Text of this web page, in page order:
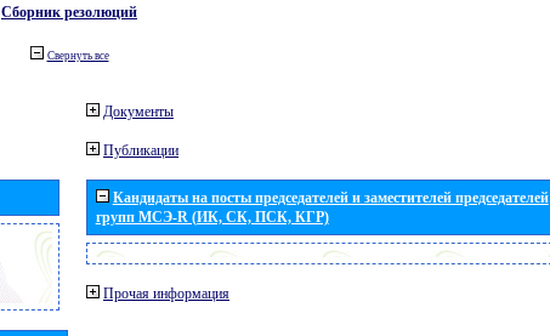
Сборник резолюций
Свернуть все
Документы
Публикации
Кандидаты на посты председателей и заместителей председателей
групп МСЭ-R (ИК, СК, ПСК, КГР)
Прочая информация